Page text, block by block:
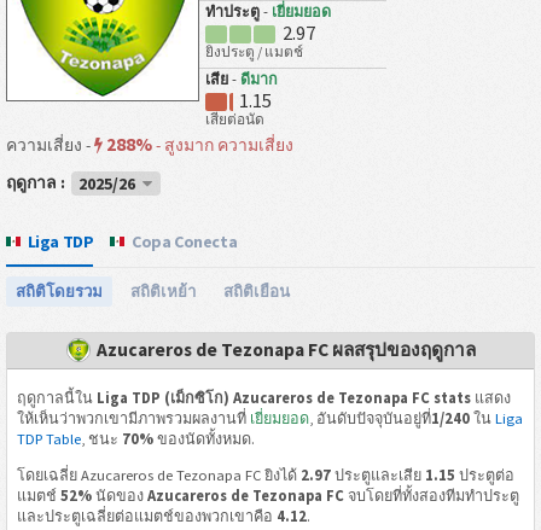
ทำประตู - เยี่ยมยอด
2.97
ยิงประตู / แมตช์
เสีย - ดีมาก
1.15
เสียต่อนัด
ความเสี่ยง - 288%- สูงมาก ความเสี่ยง
ฤดูกาล :
2025/26
Liga TDP Copa Conecta
สถิติโดยรวม สถิติเหย้า สถิติเยือน
Azucareros de Tezonapa FC ผลสรุปของฤดูกาล
ฤดูกาลนี้ใน Liga TDP (เม็กซิโก) Azucareros de Tezonapa FC statsแสดง
ให้เห็นว่าพวกเขามีภาพรวมผลงานที่ เยี่ยมยอด, อันดับปัจจุบันอยู่ที่1/240ใน Liga
TDP Table, ชนะ 70%ของนัดทั้งหมด.
โดยเฉลี่ย Azucareros de Tezonapa FC ยิงได้ 2.97ประตูและเสีย 1.15 ประตูต่อ
แมตช์ 52%นัดของ Azucareros de Tezonapa FCจบโดยที่ทั้งสองทีมทำประตู
และประตูเฉลี่ยต่อแมตช์ของพวกเขาคือ 4.12.